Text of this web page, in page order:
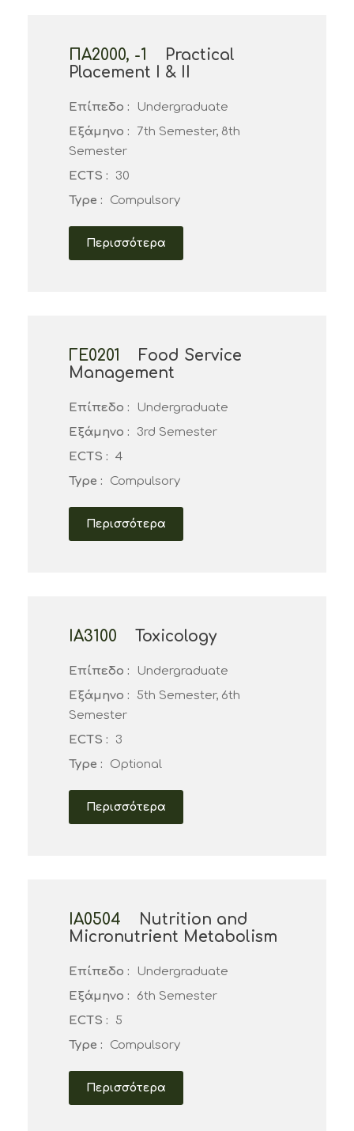
ΠΑ2000, -1
Practical
Placement Ι & ΙΙ
Επίπεδο :
Undergraduate
Εξάμηνο :
7th Semester, 8th
Semester
ECTS :
30
Type :
Compulsory
Περισσότερα
ΓΕ0201
Food Service
Management
Επίπεδο :
Undergraduate
Εξάμηνο :
3rd Semester
ECTS : 4
Type :
Compulsory
Περισσότερα
ΙΑ3100 Toxicology
Επίπεδο :
Undergraduate
Εξάμηνο :
5th Semester, 6th
Semester
ECTS :
3
Type :
Optional
Περισσότερα
ΙΑ0504
Nutrition and
Micronutrient Metabolism
Επίπεδο :
Undergraduate
Εξάμηνο :
6th Semester
ECTS :
5
Type :
Compulsory
Περισσότερα